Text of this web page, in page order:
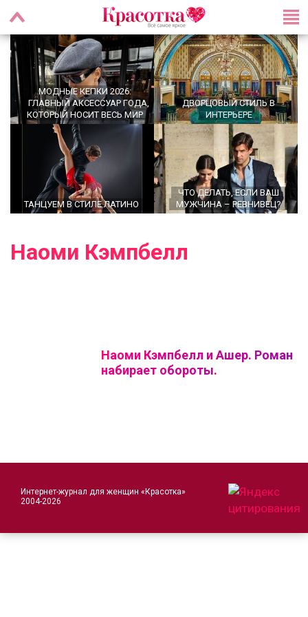
МОДНЫЕ КЕПКИ 2026:
ГЛАВНЫЙ АКСЕССУАР ГОДА,
КОТОРЫЙ НОСИТ ВЕСЬ МИР
ДВОРЦОВЫЙ СТИЛЬ В
ИНТЕРЬЕРЕ
ТАНЦУЕМ В СТИЛЕ ЛАТИНО
ЧТО ДЕЛАТЬ, ЕСЛИ ВАШ
МУЖЧИНА – РЕВНИВЕЦ?
Наоми Кэмпбелл
Наоми Кэмпбелл и Ашер. Роман
набирает обороты.
Интернет-журнал для женщин «Красотка»
2004-2026